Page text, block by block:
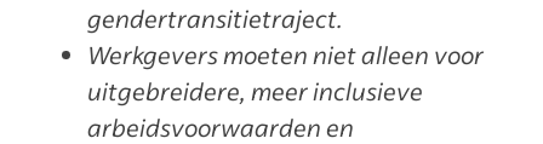
gendertransitietraject.
Werkgevers moeten niet alleen voor
uitgebreidere, meer inclusieve
arbeidsvoorwaarden en